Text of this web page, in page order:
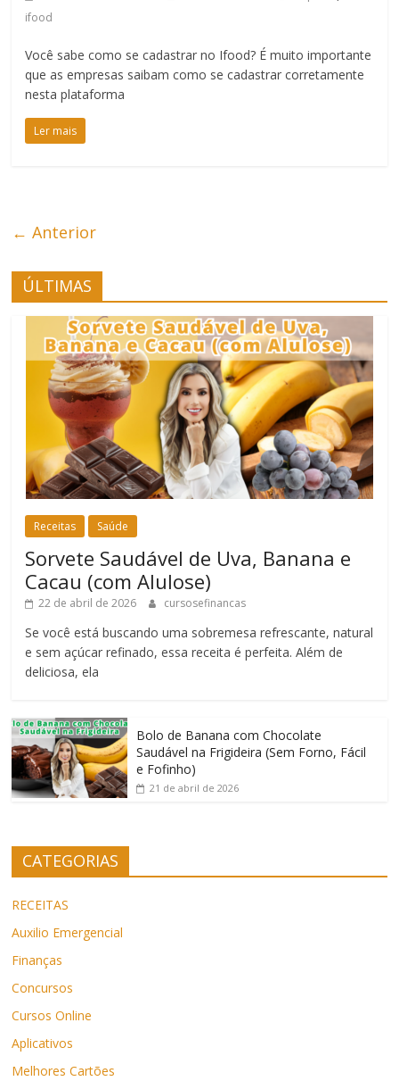
ifood
Você sabe como se cadastrar no Ifood? É muito importante
que as empresas saibam como se cadastrar corretamente
nesta plataforma
Ler mais
← Anterior
ÚLTIMAS
Receitas Saúde
Sorvete Saudável de Uva, Banana e
Cacau (com Alulose)
22 de abril de 2026 cursosefinancas
Se você está buscando uma sobremesa refrescante, natural
e sem açúcar refinado, essa receita é perfeita. Além de
deliciosa, ela
Bolo de Banana com Chocolate
Saudável na Frigideira (Sem Forno, Fácil
e Fofinho)
21 de abril de 2026
CATEGORIAS
RECEITAS
Auxilio Emergencial
Finanças
Concursos
Cursos Online
Aplicativos
Melhores Cartões